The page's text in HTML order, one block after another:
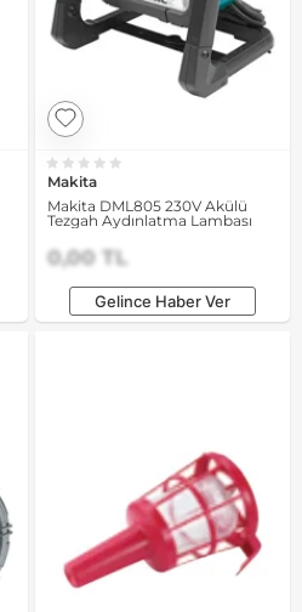
Makita
Makita DML805 230V Akülü
Tezgah Aydınlatma Lambası
0,00 TL
Gelince Haber Ver